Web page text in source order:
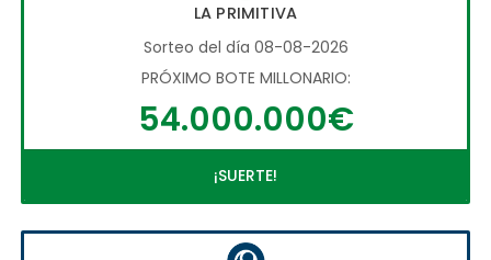
LA PRIMITIVA
Sorteo del día 08-08-2026
PRÓXIMO BOTE MILLONARIO:
54.000.000€
¡SUERTE!